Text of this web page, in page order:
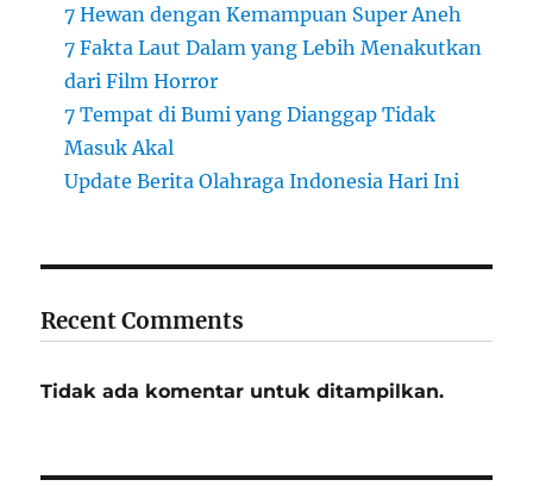
7 Hewan dengan Kemampuan Super Aneh
7 Fakta Laut Dalam yang Lebih Menakutkan
dari Film Horror
7 Tempat di Bumi yang Dianggap Tidak
Masuk Akal
Update Berita Olahraga Indonesia Hari Ini
Recent Comments
Tidak ada komentar untuk ditampilkan.